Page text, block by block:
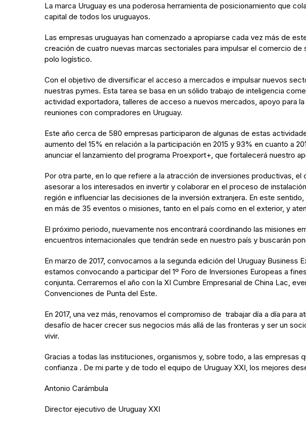
La marca Uruguay es una poderosa herramienta de posicionamiento que
capital de todos los uruguayos.
Las empresas uruguayas han comenzado a apropiarse cada vez más de
creación de cuatro nuevas marcas sectoriales para impulsar el comercio
polo logístico.
Con el objetivo de diversificar el acceso a mercados e impulsar nuevos
nuestras pymes. Esta tarea se basa en un sólido trabajo de inteligencia
actividad exportadora, talleres de acceso a nuevos mercados, apoyo para
reuniones con compradores en Uruguay.
Este año cerca de 580 empresas participaron de algunas de estas
aumento del 15% en relación a la participación en 2015 y 93% en cuanto a
anunciar el lanzamiento del programa Proexport+, que fortalecerá nuestro
Por otra parte, en lo que refiere a la atracción de inversiones productivas,
asesorar a los interesados en invertir y colaborar en el proceso de
región e influenciar las decisiones de la inversión extranjera. En este
en más de 35 eventos o misiones, tanto en el país como en el exterior, y
El próximo periodo, nuevamente nos encontrará coordinando las misiones
encuentros internacionales que tendrán sede en nuestro país y buscarán
En marzo de 2017, convocamos a la segunda edición del Uruguay
estamos convocando a participar del 1º Foro de Inversiones Europeas a
conjunta. Cerraremos el año con la XI Cumbre Empresarial de China Lac,
Convenciones de Punta del Este.
En 2017, una vez más, renovamos el compromiso de trabajar día a día
desafío de hacer crecer sus negocios más allá de las fronteras y ser un
vivir.
Gracias a todas las instituciones, organismos y, sobre todo, a las empresas
confianza . De mi parte y de todo el equipo de Uruguay XXI, los mejores
Antonio Carámbula
Director ejecutivo de Uruguay XXI